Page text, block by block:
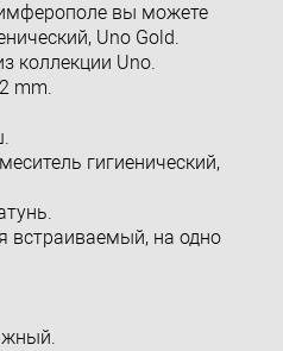
вы можете
Uno Gold.
коллекции Uno.
mm.
гигиенический,
встраиваемый, на одно